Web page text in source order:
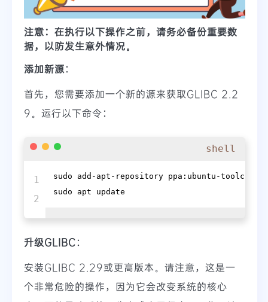
注意：在执行以下操作之前，请务必备份重要数
据，以防发生意外情况。
添加新源：
首先，您需要添加一个新的源来获取GLIBC 2.2
9。运行以下命令：
shell
1
sudo add-apt-repository ppa:ubuntu-
sudo apt update
升级GLIBC：
安装GLIBC 2.29或更高版本。请注意，这是一
个非常危险的操作，因为它会改变系统的核心